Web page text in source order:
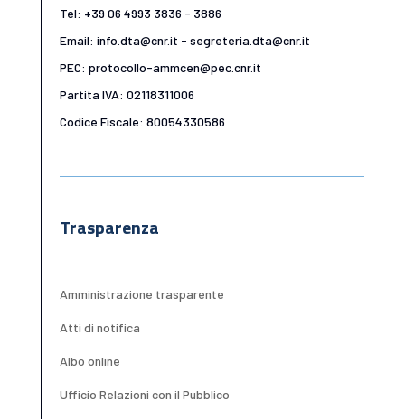
Tel: +39 06 4993 3836 - 3886
Email: info.dta@cnr.it - segreteria.dta@cnr.it
PEC: protocollo-ammcen@pec.cnr.it
Partita IVA: 02118311006
Codice Fiscale: 80054330586
Trasparenza
Amministrazione trasparente
Atti di notifica
Albo online
Ufficio Relazioni con il Pubblico